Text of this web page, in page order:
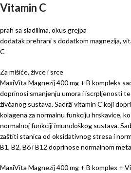
Vitamin C
prah sa sladilima, okus grejpa
dodatak prehrani s dodatkom magnezija,
C
Za mišiće, živce i srce
MaxiVita Magnezij 400 mg + B kompleks
doprinosi smanjenju umora i iscrpljenosti
živčanog sustava. Sadrži vitamin C koji
kolagena za normalnu funkciju hrskavice,
normalnoj funkciji imunološkog sustava.
zaštiti stanica od oksidativnog stresa i
B1, B2, B6 i B12 doprinose normalnom
MaxiVita Magnezij 400 mg + B komplex +